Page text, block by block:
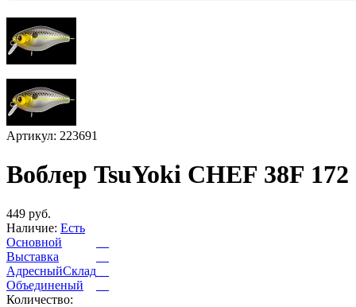
Артикул: 223691
Воблер TsuYoki CHEF 38F 172
449 руб.
Наличие: Есть
Основной
Выставка
АдресныйСклад
Объединеный
Количество: